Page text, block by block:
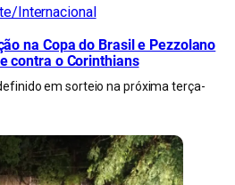
Internacional
na Copa do Brasil e Pezzolano
contra o Corinthians
em sorteio na próxima terça-